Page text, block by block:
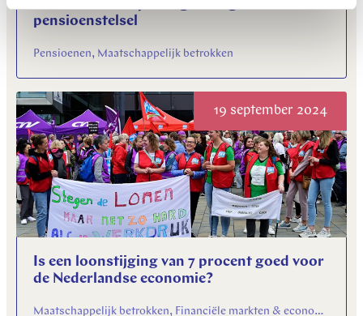
pensioenstelsel
Pensioenen, Maatschappelijk betrokken
19 september 2024
Is een loonstijging van 7 procent goed voor
de Nederlandse economie?
Maatschappelijk betrokken, Financiële markten & economie